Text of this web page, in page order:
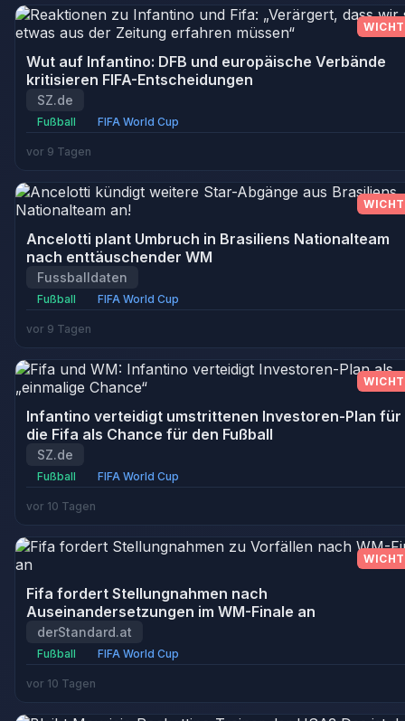
Wut auf Infantino: DFB und europäische Verbände
kritisieren FIFA-Entscheidungen
SZ.de
Fußball FIFA World Cup
vor 9 Tagen
Ancelotti plant Umbruch in Brasiliens Nationalteam
nach enttäuschender WM
Fussballdaten
Fußball FIFA World Cup
vor 9 Tagen
Infantino verteidigt umstrittenen Investoren-Plan für
die Fifa als Chance für den Fußball
SZ.de
Fußball FIFA World Cup
vor 10 Tagen
Fifa fordert Stellungnahmen nach
Auseinandersetzungen im WM-Finale an
derStandard.at
Fußball FIFA World Cup
vor 10 Tagen